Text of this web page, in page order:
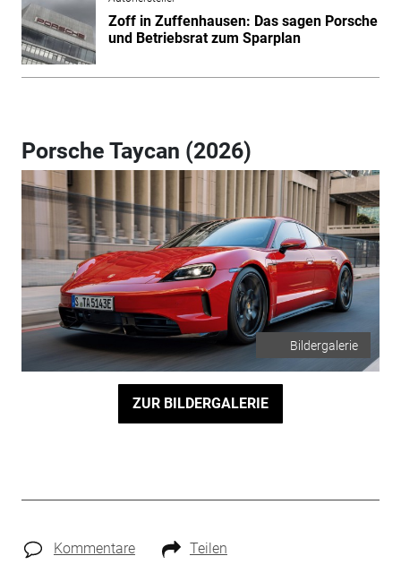
Zoff in Zuffenhausen: Das sagen Porsche
und Betriebsrat zum Sparplan
Porsche Taycan (2026)
Bildergalerie
ZUR BILDERGALERIE
Kommentare Teilen